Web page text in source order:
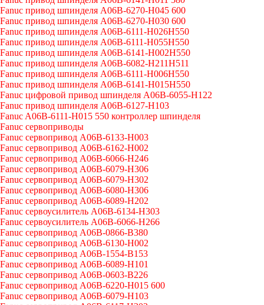
Fanuc привод шпинделя A06B-6270-H045 600
Fanuc привод шпинделя A06B-6270-H030 600
Fanuc привод шпинделя A06B-6111-H026H550
Fanuc привод шпинделя A06B-6111-H055H550
Fanuc привод шпинделя A06B-6141-H002H550
Fanuc привод шпинделя A06B-6082-H211H511
Fanuc привод шпинделя A06B-6111-H006H550
Fanuc привод шпинделя A06B-6141-H015H550
Fanuc цифровой привод шпинделя A06B-6055-H122
Fanuc привод шпинделя A06B-6127-H103
Fanuc A06B-6111-H015 550 контроллер шпинделя
Fanuc сервоприводы
Fanuc сервопривод A06B-6133-H003
Fanuc сервопривод A06B-6162-H002
Fanuc сервопривод A06B-6066-H246
Fanuc сервопривод A06B-6079-H306
Fanuc сервопривод A06B-6079-H302
Fanuc сервопривод A06B-6080-H306
Fanuc сервопривод A06B-6089-H202
Fanuc сервоусилитель A06B-6134-H303
Fanuc сервоусилитель A06B-6066-H266
Fanuc сервопривод A06B-0866-B380
Fanuc сервопривод A06B-6130-H002
Fanuc сервопривод A06B-1554-B153
Fanuc сервопривод A06B-6089-H101
Fanuc сервопривод A06B-0603-B226
Fanuc сервопривод A06B-6220-H015 600
Fanuc сервопривод A06B-6079-H103